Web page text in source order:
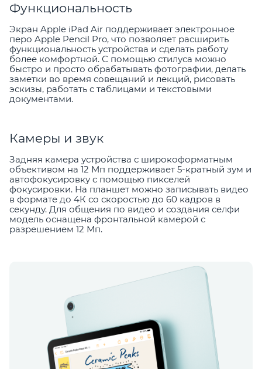
Функциональность
Экран Apple iPad Air поддерживает электронное
перо Apple Pencil Pro, что позволяет расширить
функциональность устройства и сделать работу
более комфортной. С помощью стилуса можно
быстро и просто обрабатывать фотографии, делать
заметки во время совещаний и лекций, рисовать
эскизы, работать с таблицами и текстовыми
документами.
Камеры и звук
Задняя камера устройства с широкоформатным
объективом на 12 Мп поддерживает 5-кратный зум и
автофокусировку с помощью пикселей
фокусировки. На планшет можно записывать видео
в формате до 4К со скоростью до 60 кадров в
секунду. Для общения по видео и создания селфи
модель оснащена фронтальной камерой с
разрешением 12 Мп.